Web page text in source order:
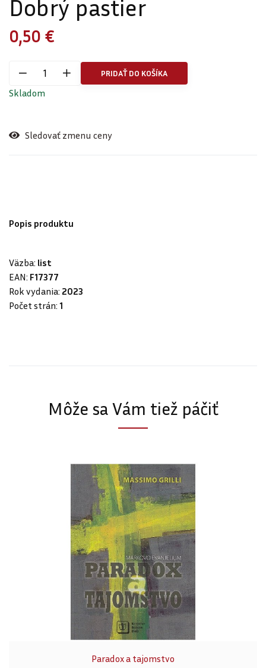
Dobrý pastier
0,50 €
PRIDAŤ DO KOŠÍKA
Skladom
Sledovať zmenu ceny
Popis produktu
Väzba: list
EAN: F17377
Rok vydania: 2023
Počet strán: 1
Môže sa Vám tiež páčiť
Paradox a tajomstvo